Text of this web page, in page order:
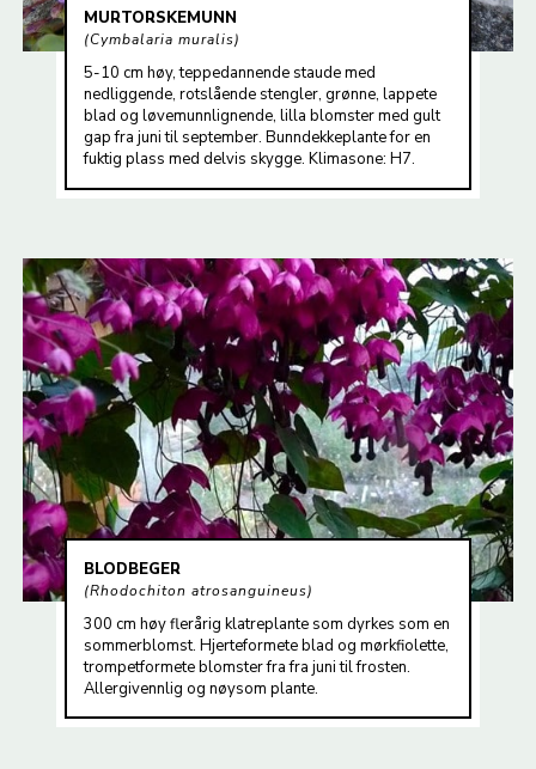
MURTORSKEMUNN
Cymbalaria muralis
5-10 cm høy, teppedannende staude med
nedliggende, rotslående stengler, grønne, lappete
blad og løvemunnlignende, lilla blomster med gult
gap fra juni til september. Bunndekkeplante for en
fuktig plass med delvis skygge. Klimasone: H7.
BLODBEGER
Rhodochiton atrosanguineus
300 cm høy flerårig klatreplante som dyrkes som en
sommerblomst. Hjerteformete blad og mørkfiolette,
trompetformete blomster fra fra juni til frosten.
Allergivennlig og nøysom plante.